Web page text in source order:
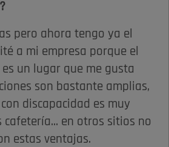
pero ahora tengo ya el
a mi empresa porque el
un lugar que me gusta
son bastante amplias,
discapacidad es muy
cafetería... en otros sitios no
estas ventajas.